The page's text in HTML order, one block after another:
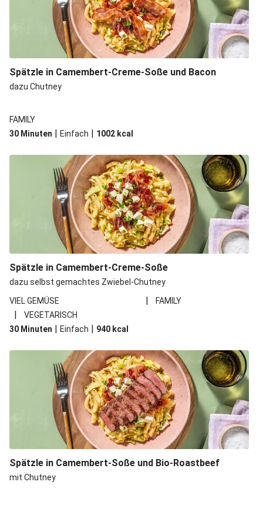
Spätzle in Camembert-Creme-Soße und Bacon
dazu Chutney
FAMILY
30 Minuten | Einfach | 1002 kcal
Spätzle in Camembert-Creme-Soße
dazu selbst gemachtes Zwiebel-Chutney
VIEL GEMÜSE
| FAMILY
|
VEGETARISCH
30 Minuten | Einfach | 940 kcal
Spätzle in Camembert-Soße und Bio-Roastbeef
mit Chutney